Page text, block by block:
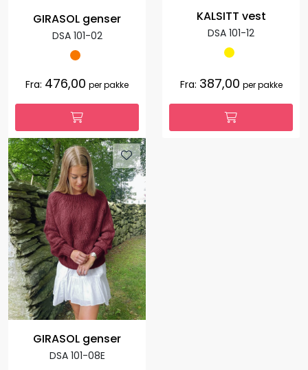
GIRASOL genser
DSA 101-02
Fra: 476,00 per pakke
KALSITT vest
DSA 101-12
Fra: 387,00 per pakke
GIRASOL genser
DSA 101-08E